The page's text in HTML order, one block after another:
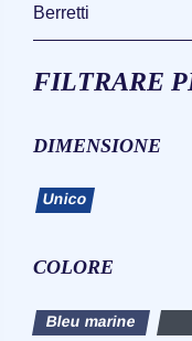
Berretti
FILTRARE
DIMENSIONE
Unico
COLORE
Bleu marine